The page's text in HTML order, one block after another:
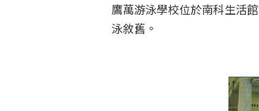
鷹萬游泳學校位於南科生活
泳敘舊。